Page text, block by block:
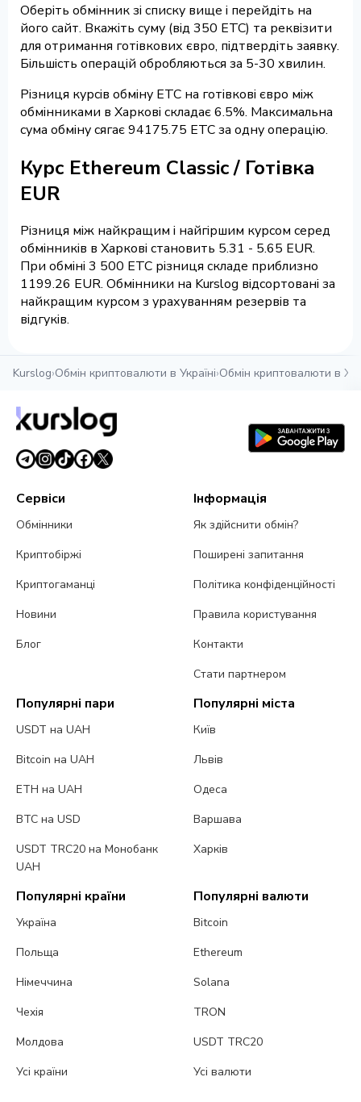
Оберіть обмінник зі списку вище і перейдіть на
його сайт. Вкажіть суму (від 350 ETC) та реквізити
для отримання готівкових євро, підтвердіть заявку.
Більшість операцій обробляються за 5-30 хвилин.
Різниця курсів обміну ETC на готівкові євро між
обмінниками в Харкові складає 6.5%. Максимальна
сума обміну сягає 94175.75 ETC за одну операцію.
Курс Ethereum Classic / Готівка
EUR
Різниця між найкращим і найгіршим курсом серед
обмінників в Харкові становить 5.31 - 5.65 EUR.
При обміні 3 500 ETC різниця складе приблизно
1199.26 EUR. Обмінники на Kurslog відсортовані за
найкращим курсом з урахуванням резервів та
відгуків.
Kurslog›Обмін криптовалюти в Україні›Обмін криптовалюти в
Сервіси
Обмінники
Криптобіржі
Криптогаманці
Новини
Блог
Інформація
Як здійснити обмін?
Поширені запитання
Політика конфіденційності
Правила користування
Контакти
Стати партнером
Популярні пари
USDT на UAH
Bitcoin на UAH
ETH на UAH
BTC на USD
USDT TRC20 на Монобанк
UAH
Популярні міста
Київ
Львів
Одеса
Варшава
Харків
Популярні країни
Україна
Польща
Німеччина
Чехія
Молдова
Усі країни
Популярні валюти
Bitcoin
Ethereum
Solana
TRON
USDT TRC20
Усі валюти